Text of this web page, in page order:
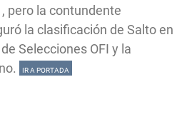
pero la contundente
la clasificación de Salto en
Selecciones OFI y la
IR A PORTADA